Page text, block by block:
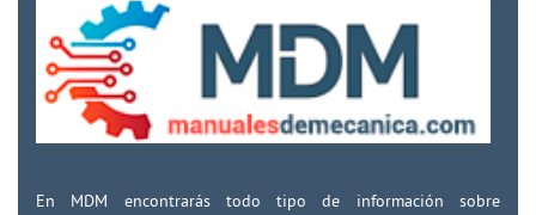
En MDM encontrarás todo tipo de información sobre